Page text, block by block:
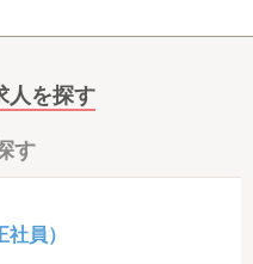
人を探す
す
員）